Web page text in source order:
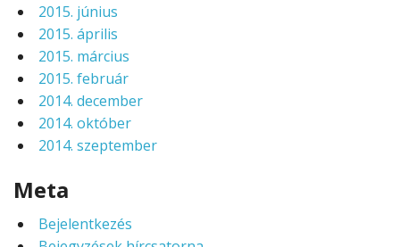
2015. június
2015. április
2015. március
2015. február
2014. december
2014. október
2014. szeptember
Meta
Bejelentkezés